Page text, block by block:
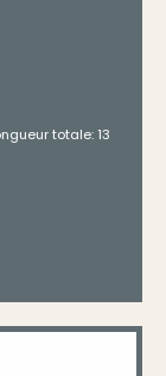
totale: 13